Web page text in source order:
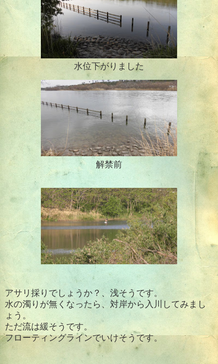
水位下がりました
解禁前
アサリ採りでしょうか？、浅そうです。
水の濁りが無くなったら、対岸から入川してみまし
ょう。
ただ流は緩そうです。
フローティングラインでいけそうです。